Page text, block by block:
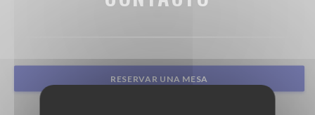
RESERVAR UNA MESA